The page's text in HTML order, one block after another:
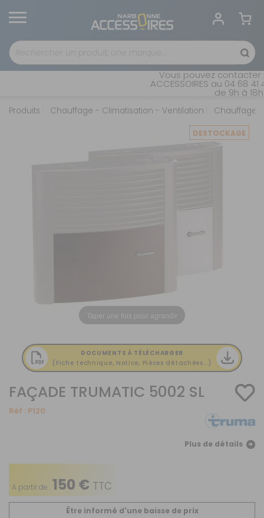
Vous pouvez contacter
ACCESSOIRES au 04 68
de 9h à
Produits Chauffage - Climatisation - Ventilation Chauffages
DESTOCKAGE
Taper une fois pour agrandir
DOCUMENTS À TÉLÉCHARGER
(Fiche technique, Notice, Pièces détachées...)
FAÇADE TRUMATIC 5002 SL
Réf : P120
Plus de détails
A partir de : 150 € TTC
Être informé d'une baisse de prix